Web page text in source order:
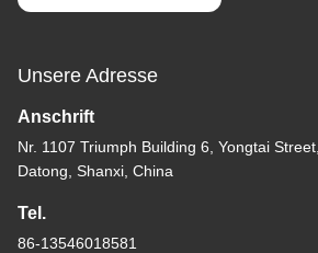
Unsere Adresse
Anschrift
Nr. 1107 Triumph Building 6, Yongtai
Datong, Shanxi, China
Tel.
86-13546018581